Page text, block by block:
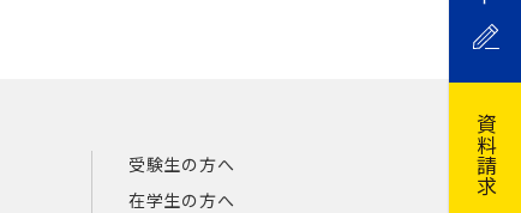
資料請求
受験生の方へ
在学生の方へ